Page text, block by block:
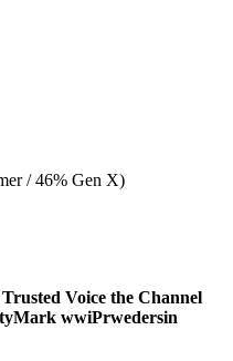
/ 46% Gen X)